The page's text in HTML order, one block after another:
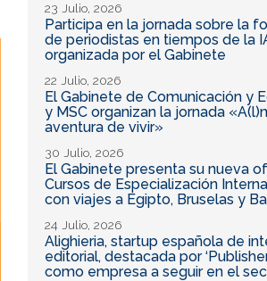
23 Julio, 2026
Participa en la jornada sobre la
de periodistas en tiempos de la
organizada por el Gabinete
22 Julio, 2026
El Gabinete de Comunicación y
y MSC organizan la jornada
aventura de vivir»
30 Julio, 2026
El Gabinete presenta su nueva
Cursos de Especialización
con viajes a Egipto, Bruselas y
24 Julio, 2026
Alighieria, startup española de
editorial, destacada por
como empresa a seguir en el